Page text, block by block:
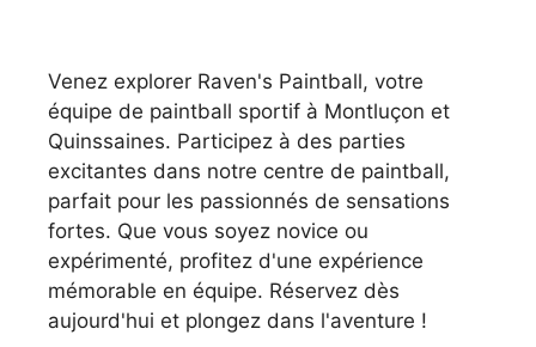
Venez explorer Raven's Paintball, votre
équipe de paintball sportif à Montluçon et
Quinssaines. Participez à des parties
excitantes dans notre centre de paintball,
parfait pour les passionnés de sensations
fortes. Que vous soyez novice ou
expérimenté, profitez d'une expérience
mémorable en équipe. Réservez dès
aujourd'hui et plongez dans l'aventure !